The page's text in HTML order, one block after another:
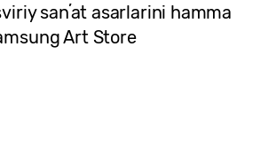
sanʼat asarlarini hamma
Art Store